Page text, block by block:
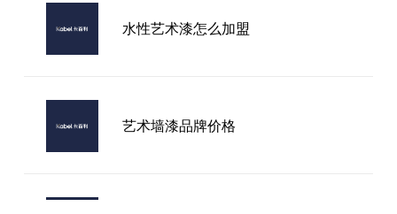
水性艺术漆怎么加盟
艺术墙漆品牌价格